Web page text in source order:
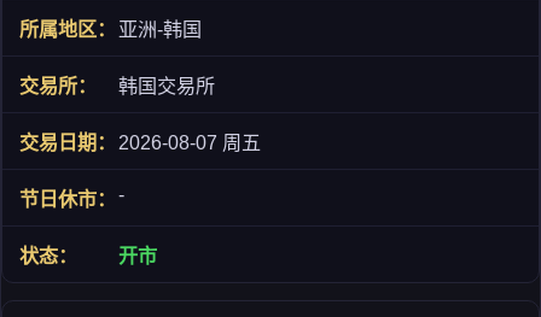
亚洲-韩国
韩国交易所
2026-08-07 周五
-
开市